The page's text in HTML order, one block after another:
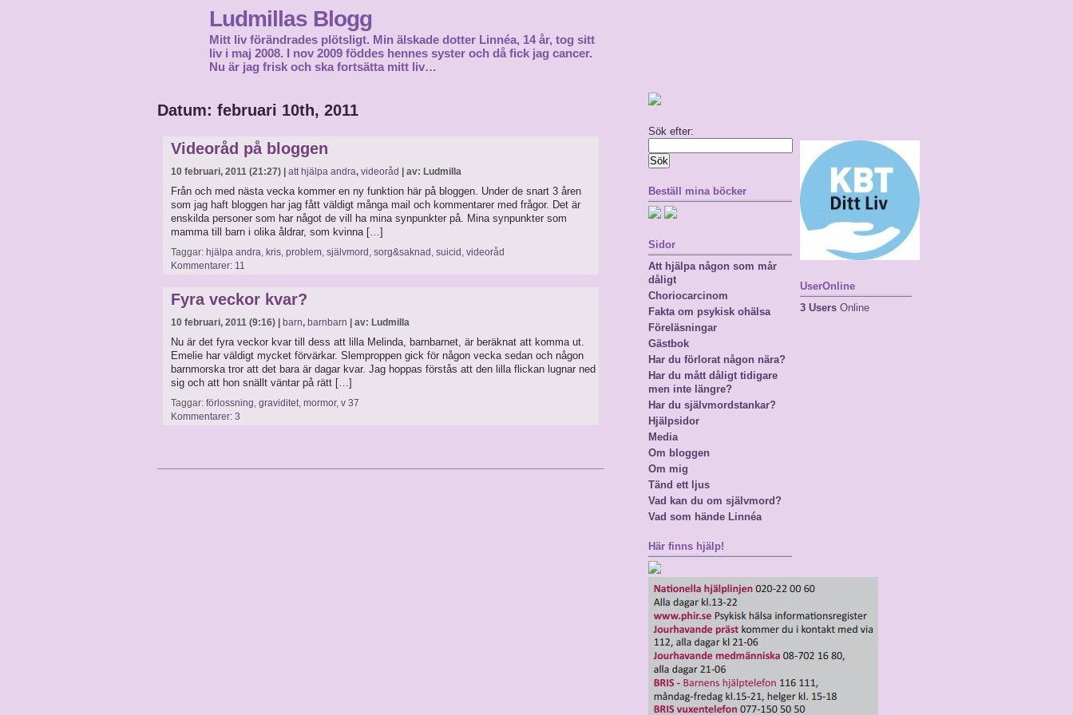
Ludmillas Blogg
Mitt liv förändrades plötsligt. Min älskade dotter Linnéa, 14 år, tog sitt
liv i maj 2008. I nov 2009 föddes hennes syster och då fick jag cancer.
Nu är jag frisk och ska fortsätta mitt liv…
Datum: februari 10th, 2011
Videoråd på bloggen
10 februari, 2011 (21:27) | att hjälpa andra, videoråd | av: Ludmilla
Från och med nästa vecka kommer en ny funktion här på bloggen. Under de snart 3 åren
som jag haft bloggen har jag fått väldigt många mail och kommentarer med frågor. Det är
enskilda personer som har något de vill ha mina synpunkter på. Mina synpunkter som
mamma till barn i olika åldrar, som kvinna […]
Taggar: hjälpa andra, kris, problem, självmord , sorg&saknad , suicid , videoråd
Kommentarer: 11
Fyra veckor kvar?
10 februari, 2011 (9:16) | barn, barnbarn | av: Ludmilla
Nu är det fyra veckor kvar till dess att lilla Melinda, barnbarnet, är beräknat att komma ut.
Emelie har väldigt mycket förvärkar. Slemproppen gick för någon vecka sedan och någon
barnmorska tror att det bara är dagar kvar. Jag hoppas förstås att den lilla flickan lugnar ned
sig och att hon snällt väntar på rätt […]
Taggar: förlossning, graviditet, mormor, v 37
Kommentarer: 3
Sök efter:
Beställ mina böcker
Sidor
Att hjälpa någon som mår
dåligt
Choriocarcinom
Fakta om psykisk ohälsa
Föreläsningar
Gästbok
Har du förlorat någon nära?
Har du mått dåligt tidigare
men inte längre?
Har du självmordstankar?
Hjälpsidor
Media
Om bloggen
Om mig
Tänd ett ljus
Vad kan du om självmord?
Vad som hände Linnéa
Här finns hjälp!
UserOnline
3 Users Online